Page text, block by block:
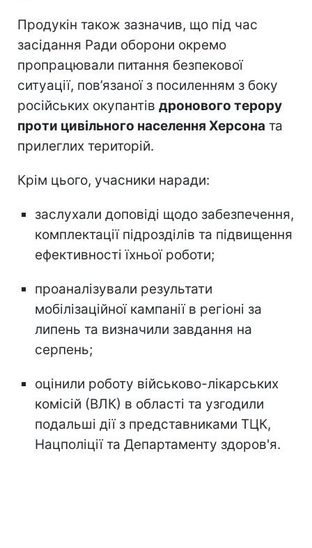
Продукін також зазначив, що під час
засідання Ради оборони окремо
пропрацювали питання безпекової
ситуації, пов’язаної з посиленням з боку
російських окупантів дронового терору
проти цивільного населення Херсона та
прилеглих територій.
Крім цього, учасники наради:
заслухали доповіді щодо забезпечення,
комплектації підрозділів та підвищення
ефективності їхньої роботи;
проаналізували результати
мобілізаційної кампанії в регіоні за
липень та визначили завдання на
серпень;
оцінили роботу військово-лікарських
комісій (ВЛК) в області та узгодили
подальші дії з представниками ТЦК,
Нацполіції та Департаменту здоров'я.